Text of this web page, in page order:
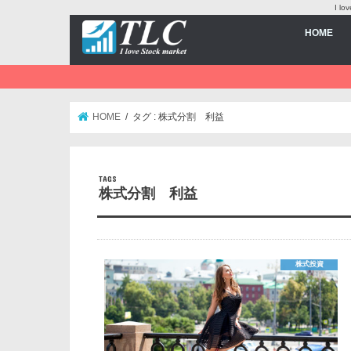
I
HOME
HOME タグ : 株式分割 利益
株式分割 利益
株式投資